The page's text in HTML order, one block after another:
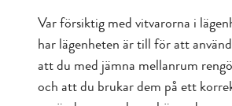
Var försiktig med vitvarorna i
har lägenheten är till för att
att du med jämna mellanrum
och att du brukar dem på ett